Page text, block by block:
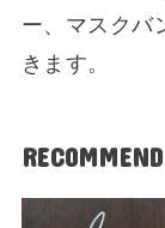
ー、マスクバ
きます。
RECOMMEND